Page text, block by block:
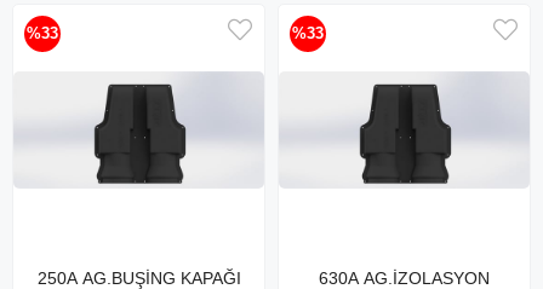
250A AG.BUŞİNG KAPAĞI
%33
630A AG.İZOLASYON
%33